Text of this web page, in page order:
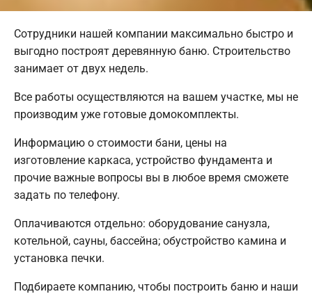
Сотрудники нашей компании максимально быстро и
выгодно построят деревянную баню. Строительство
занимает от двух недель.
Все работы осуществляются на вашем участке, мы не
производим уже готовые домокомплекты.
Информацию о стоимости бани, цены на
изготовление каркаса, устройство фундамента и
прочие важные вопросы вы в любое время сможете
задать по телефону.
Оплачиваются отдельно: оборудование санузла,
котельной, сауны, бассейна; обустройство камина и
установка печки.
Подбираете компанию, чтобы построить баню и наши